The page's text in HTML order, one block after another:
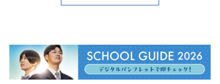
ゲ
ー
シ